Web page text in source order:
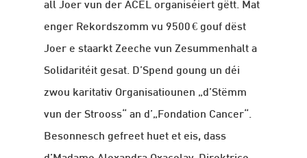
all Joer vun der ACEL organiséiert gëtt. Mat
enger Rekordszomm vu 9500 € gouf dëst
Joer e staarkt Zeeche vun Zesummenhalt a
Solidaritéit gesat. D’Spend goung un déi
zwou karitativ Organisatiounen „d’Stëmm
vun der Strooss“ an d’„Fondation Cancer“.
Besonnesch gefreet huet et eis, dass